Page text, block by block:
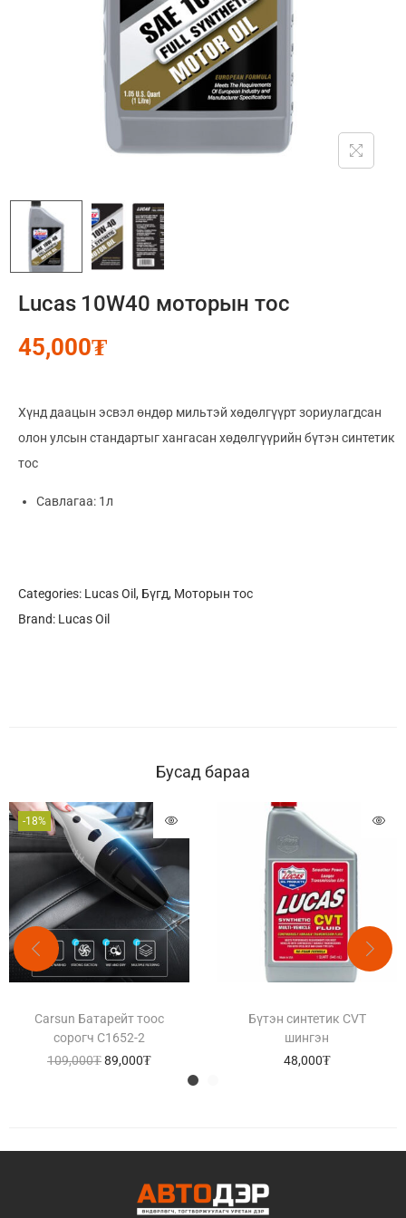
Lucas 10W40 моторын тос
45,000₮
Хүнд даацын эсвэл өндөр мильтэй хөдөлгүүрт зориулагдсан
олон улсын стандартыг хангасан хөдөлгүүрийн бүтэн синтетик
тос
Савлагаа: 1л
Categories: Lucas Oil, Бүгд, Моторын тос
Brand: Lucas Oil
Бусад бараа
-18%
Carsun Батарейт тоос
сорогч C1652-2
109,000₮89,000₮
Бүтэн синтетик CVT
шингэн
48,000₮